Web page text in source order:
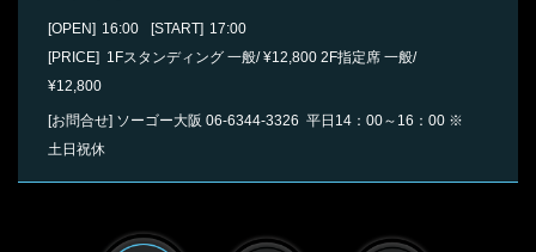
[OPEN] 16:00 [START] 17:00
[PRICE] 1Fスタンディング 一般/ ¥12,800 2F指定席 一般/
¥12,800
[お問合せ] ソーゴー大阪 06-6344-3326 平日14：00～16：00 ※
土日祝休